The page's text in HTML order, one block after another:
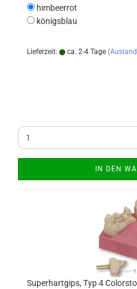
himbeerrot
königsblau
Lieferzeit: ca. 2-4 Tage
IN DEN
Superhartgips, Typ 4